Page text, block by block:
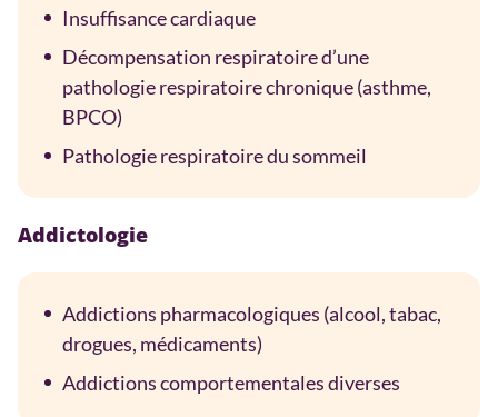
Insuffisance cardiaque
Décompensation respiratoire d’une
pathologie respiratoire chronique (asthme,
BPCO)
Pathologie respiratoire du sommeil
Addictologie
Addictions pharmacologiques (alcool, tabac,
drogues, médicaments)
Addictions comportementales diverses